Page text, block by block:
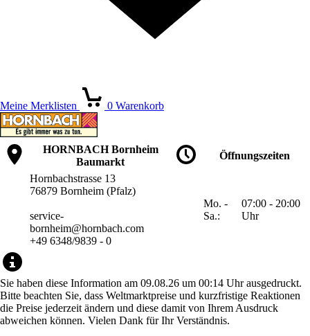
Meine Merklisten 0 Warenkorb
HORNBACH Bornheim
Baumarkt
Öffnungszeiten
Hornbachstrasse 13
76879 Bornheim (Pfalz)
service-
bornheim@hornbach.com
+49 6348/9839 - 0
Mo. -
Sa.:
07:00 - 20:00
Uhr
Sie haben diese Information am 09.08.26 um 00:14 Uhr ausgedruckt.
Bitte beachten Sie, dass Weltmarktpreise und kurzfristige Reaktionen
die Preise jederzeit ändern und diese damit von Ihrem Ausdruck
abweichen können. Vielen Dank für Ihr Verständnis.